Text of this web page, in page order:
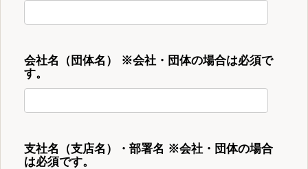
会社名（団体名） ※会社・団体の場合は必須で
す。
支社名（支店名）・部署名 ※会社・団体の場合
は必須です。